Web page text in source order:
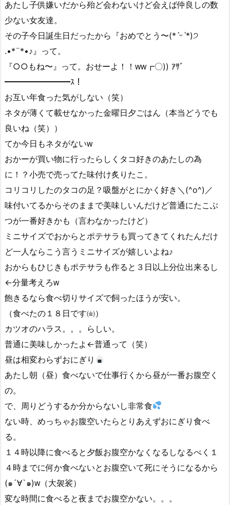
あたし子供嫌いだから殆ど会わないけど会えば仲良しの数
少ない女友達。
その子今日誕生日だったから『おめでとう〜(*ˊᵕˋ*)੭
.•*¨*•♪』って。
『○○もね〜』って。おせーよ！！ᴡᴡ┏〇)) ｱｻﾞ
━━━━━━━━ｽ！
お互い年食った気がしない（笑）
ネタが薄くて載せなかった金曜日夕ごはん（本当どうでも
良いね（笑））
てか今日もネタがないᴡ
おかーが買い物に行ったらしくタコ好きのあたしの為
に！？小売で売ってた味付け炙りたこ。
コリコリしたのタコの足？吸盤がとにかく好き＼(^o^)／
味付いてるからそのままで美味しいんだけど普通にたこぶ
つが一番好きかも（言わなかったけど）
ミニサイズでおからとポテサラも買ってきてくれたんだけ
ど一人ならこう言うミニサイズが嬉しいよね♪
おからもひじきもポテサラも作ると３日以上分位出来るし
←分量考えろᴡ
飽きるなら食べ切りサイズで飼ったほうが安い。
（食べたの１８日です㈮）
カツオのハラス。。。らしい。
普通に美味しかったよ←普通って（笑）
昼は相変わらずおにぎり
あたし朝（昼）食べないで仕事行くから昼が一番お腹空く
の。
で、周りどうするか分からないし非常食
ない時、めっちゃお腹空いたらとりあえずおにぎり食べ
る。
１４時以降に食べると夕飯お腹空かなくなるしなるべく１
４時までに何か食べないとお腹空いて死にそうになるから
(๑´∀`๑)ᴡ（大袈裟）
変な時間に食べると夜までお腹空かない。。。